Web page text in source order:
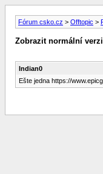
Fórum csko.cz > Offtopic >
Zobrazit normální
Indian0
Ešte jedna https://